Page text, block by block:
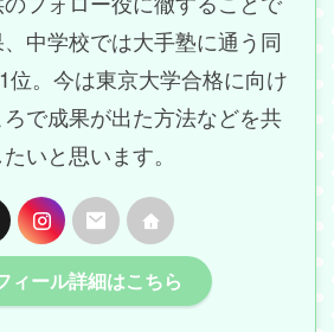
中学校では大手塾に通う同
位。今は東京大学合格に向け
で成果が出た方法などを共
いと思います。
ィール詳細はこちら